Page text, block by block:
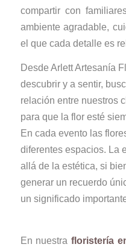
compartir con
ambiente agradable,
el que cada detalle es
Desde Arlett Artesanía
descubrir y a sentir,
relación entre nuestros
para que la flor esté
En cada evento las
diferentes espacios. La
allá de la estética, si
generar un recuerdo
un significado
En nuestra floristería